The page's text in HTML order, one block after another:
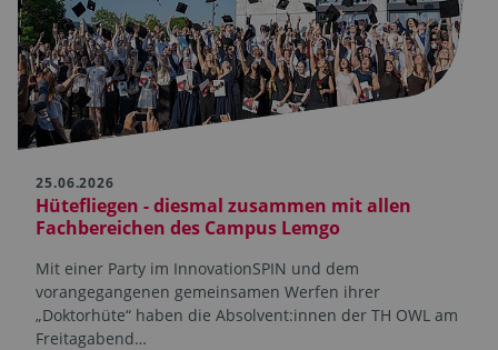
25.06.2026
Hütefliegen - diesmal zusammen mit allen
Fachbereichen des Campus Lemgo
Mit einer Party im InnovationSPIN und dem
vorangegangenen gemeinsamen Werfen ihrer
„Doktorhüte“ haben die Absolvent:innen der TH OWL am
Freitagabend…